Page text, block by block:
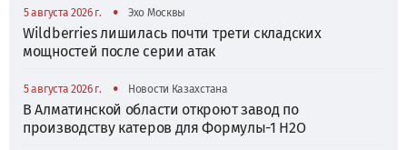
5 августа 2026 г. • Эхо Москвы
Wildberries лишилась почти трети складских
мощностей после серии атак
5 августа 2026 г. • Новости Казахстана
В Алматинской области откроют завод по
производству катеров для Формулы-1 H2O